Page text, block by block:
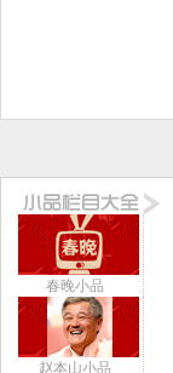
春晚小品
赵本山小品